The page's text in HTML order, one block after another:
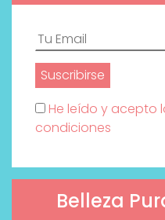
He leído y acepto
condiciones
Belleza